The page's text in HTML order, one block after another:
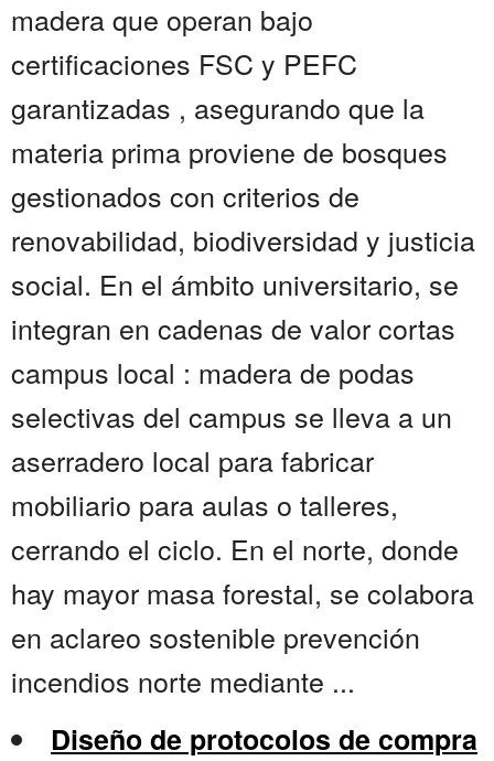
madera que operan bajo
certificaciones FSC y PEFC
garantizadas , asegurando que la
materia prima proviene de bosques
gestionados con criterios de
renovabilidad, biodiversidad y justicia
social. En el ámbito universitario, se
integran en cadenas de valor cortas
campus local : madera de podas
selectivas del campus se lleva a un
aserradero local para fabricar
mobiliario para aulas o talleres,
cerrando el ciclo. En el norte, donde
hay mayor masa forestal, se colabora
en aclareo sostenible prevención
incendios norte mediante ...
Diseño de protocolos de compra